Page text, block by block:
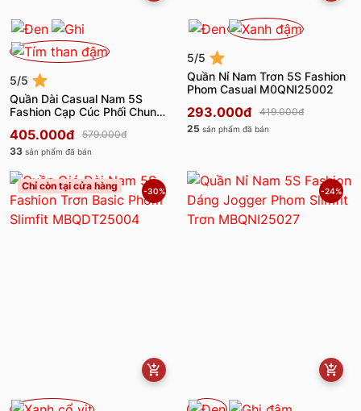
5/5
Quần Dài Casual Nam 5S
Fashion Cạp Cúc Phối Chun
405.000đ
579.000đ
33 sản phẩm đã bán
5/5
Quần Nỉ Nam Trơn 5S Fashion
Phom Casual M0QNI25002
293.000đ
419.000đ
25 sản phẩm đã bán
Chỉ còn tại cửa hàng -30% -24%